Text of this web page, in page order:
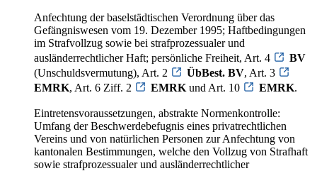
Anfechtung der baselstädtischen Verordnung über das
Gefängniswesen vom 19. Dezember 1995; Haftbedingungen
im Strafvollzug sowie bei strafprozessualer und
ausländerrechtlicher Haft; persönliche Freiheit, Art. 4
BV
(Unschuldsvermutung), Art. 2
ÜbBest. BV, Art. 3
EMRK, Art. 6 Ziff. 2 EMRK und Art. 10 EMRK.
Eintretensvoraussetzungen, abstrakte Normenkontrolle:
Umfang der Beschwerdebefugnis eines privatrechtlichen
Vereins und von natürlichen Personen zur Anfechtung von
kantonalen Bestimmungen, welche den Vollzug von Strafhaft
sowie strafprozessualer und ausländerrechtlicher